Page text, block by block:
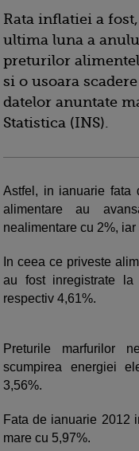
Rata inflatiei a
ultima luna a
preturilor
si o usoara
datelor anuntate
Statistica (INS).
Astfel, in ianuarie fata
alimentare au
nealimentare cu 2%,
In ceea ce priveste
au fost inregistrate
respectiv 4,61%.
Preturile marfurilor
scumpirea energiei
3,56%.
Fata de ianuarie 2012
mare cu 5,97%.